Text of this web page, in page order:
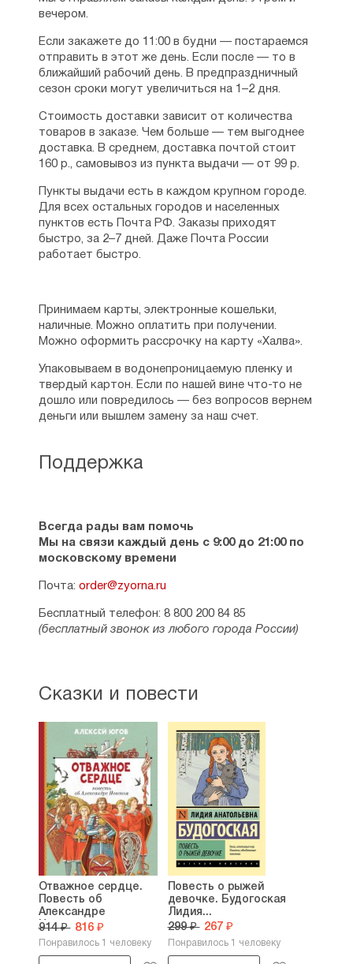
Поддержка
Всегда рады вам помочь
Мы на связи каждый день с 9:00 до 21:00 по
московскому времени
Почта: order@zyorna.ru
Бесплатный телефон: 8 800 200 84 85
(бесплатный звонок из любого города России)
вечером.
Если закажете до 11:00 в будни — постараемся
отправить в этот же день. Если после — то в
ближайший рабочий день. В предпраздничный
сезон сроки могут увеличиться на 1–2 дня.
Стоимость доставки зависит от количества
товаров в заказе. Чем больше — тем выгоднее
доставка. В среднем, доставка почтой стоит
160 р., самовывоз из пункта выдачи — от 99 р.
Пункты выдачи есть в каждом крупном городе.
Для всех остальных городов и населенных
пунктов есть Почта РФ. Заказы приходят
быстро, за 2–7 дней. Даже Почта России
работает быстро.
Принимаем карты, электронные кошельки,
наличные. Можно оплатить при получении.
Можно оформить рассрочку на карту «Халва».
Упаковываем в водонепроницаемую пленку и
твердый картон. Если по нашей вине что-то не
дошло или повредилось — без вопросов вернем
деньги или вышлем замену за наш счет.
Сказки и повести
Отважное сердце.
Повесть об
Александре
Невском....
914 ₽ 816 ₽
Понравилось 1 человеку
Повесть о рыжей
девочке. Будогоская
Лидия...
299 ₽ 267 ₽
Понравилось 1 человеку